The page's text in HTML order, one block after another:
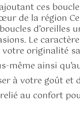
ces
de la région
Le
originalité
même ainsi
à votre goût
au confort